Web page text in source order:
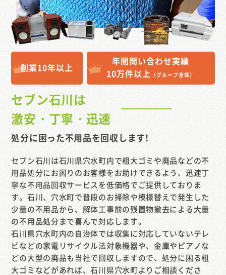
創業10年以上
年間問い合わせ実績
10万件以上 （グループ全体）
セブン石川は
激安・丁寧・迅速
処分に困った不用品を回収します!
セブン石川は石川県穴水町内で粗大ゴミや廃品などの不
用品処分にお困りのお客様をお助けできるよう、迅速丁
寧な不用品回収サービスを低価格でご提供しておりま
す。石川、穴水町で普段のお掃除や模様替えで発生した
少量の不用品から、解体工事前の残置物撤去による大量
の不用品処分まで喜んで対応します。
石川県穴水町内の自治体では収集に対応していないテレ
ビなどの家電リサイクル法対象機器や、金庫やピアノな
どの大型の廃品も当社で回収しますので、処分に困る粗
大ゴミなどがあれば、石川県穴水町よりご相談くださ